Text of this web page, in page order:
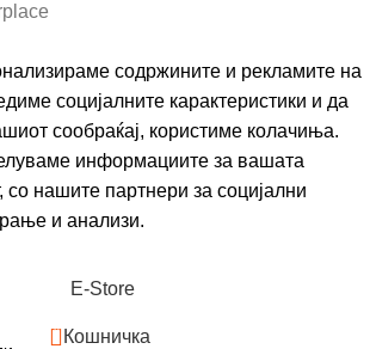
содржините и рекламите на
социјалните карактеристики и да
сообраќај, користиме колачиња.
информациите за вашата
со нашите партнери за социјални
и анализи.
Е-Store
0 Кошничка